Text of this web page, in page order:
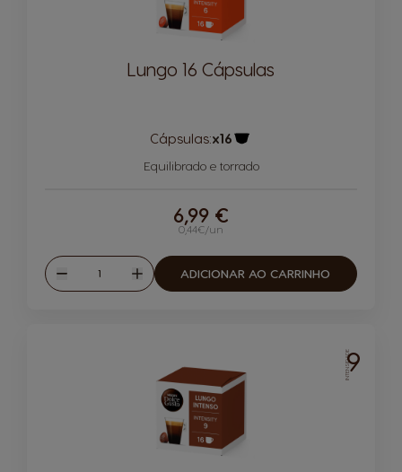
Lungo 16 Cápsulas
Cápsulas:x16
Equilibrado e torrado
0,44€/un
6,99 €
Reduzir
Quantidade
Aumentar
ADICIONAR AO CARRINHO
INTENSIDADE9